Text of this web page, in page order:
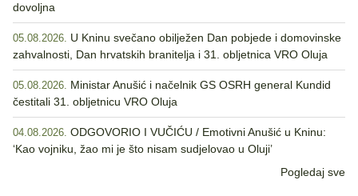
dovoljna
05.08.2026. U Kninu svečano obilježen Dan pobjede i domovinske
zahvalnosti, Dan hrvatskih branitelja i 31. obljetnica VRO Oluja
05.08.2026. Ministar Anušić i načelnik GS OSRH general Kundid
čestitali 31. obljetnicu VRO Oluja
04.08.2026. ODGOVORIO I VUČIĆU / Emotivni Anušić u Kninu:
‘Kao vojniku, žao mi je što nisam sudjelovao u Oluji’
Pogledaj sve